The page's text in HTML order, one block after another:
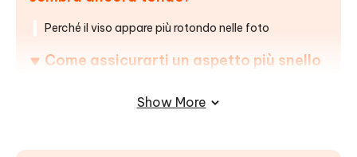
Perché il viso appare più rotondo nelle foto
Come assicurarti un aspetto più snello
#1 Snellire istantaneamente il viso con l'AI Sculpting
Show More